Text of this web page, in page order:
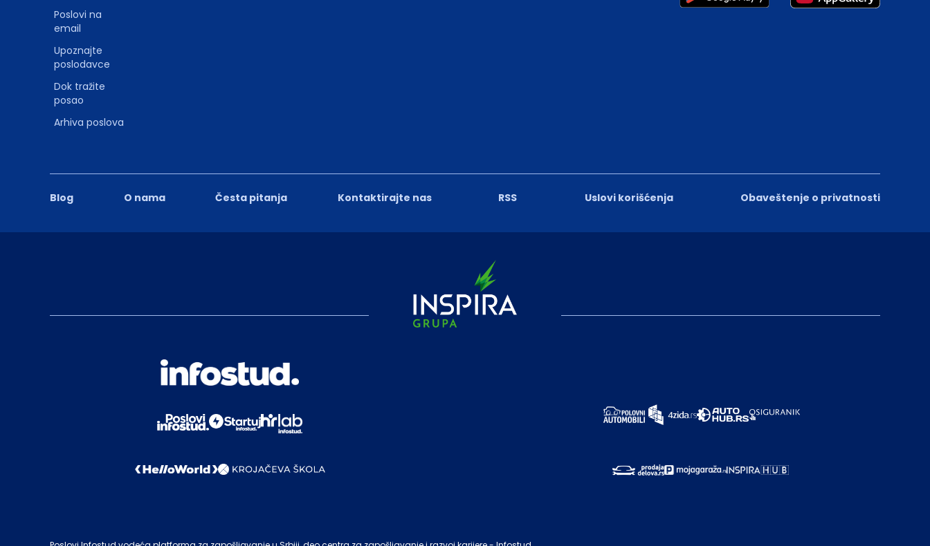
Blog O nama Česta pitanja Kontaktirajte nas RSS Uslovi korišćenja Obaveštenje o privatnosti
Poslovi na
email
Upoznajte
poslodavce
Dok tražite
posao
Arhiva poslova